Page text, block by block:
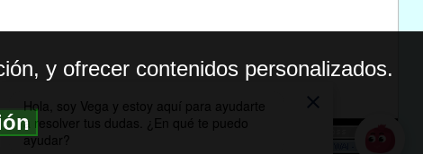
DE PRIVACIDAD
y ofrecer contenidos personalizados.